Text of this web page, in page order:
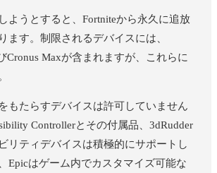
ようとすると、Fortniteから永久に追放
ます。制限されるデバイスには、
Cronus Maxが含まれますが、これらに
もたらすデバイスは許可していません
Controllerとその付属品、3dRudder
リティデバイスは積極的にサポートし
Epicはゲーム内でカスタマイズ可能な